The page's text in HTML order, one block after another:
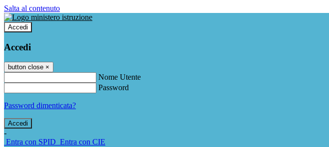
Salta al contenuto
Accedi
Accedi
button close ×
Nome Utente
Password
Password dimenticata?
-
Entra con SPID Entra con CIE